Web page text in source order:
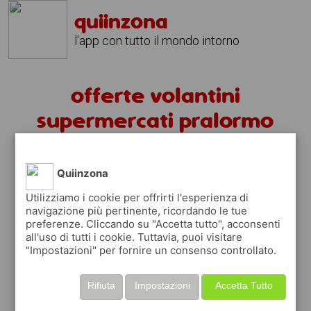
quiinzona
l'app con tutto il mondo intorno
offerte volantini
supermercati pralormo
sfogliagratisi volantinidei supermercati a
pralormoin modofaciledal tuo cellulare
grazie ai volantini nella città dipralormo
Quiinzona
Utilizziamo i cookie per offrirti l'esperienza di
navigazione più pertinente, ricordando le tue
preferenze. Cliccando su "Accetta tutto", acconsenti
all'uso di tutti i cookie. Tuttavia, puoi visitare
"Impostazioni" per fornire un consenso controllato.
Accetta Tutto
Impostazioni
Rifiuta